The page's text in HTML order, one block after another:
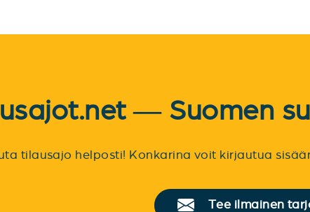
— Suomen
tilausajo helposti! Konkarina voit kirjautua
Tee ilmainen